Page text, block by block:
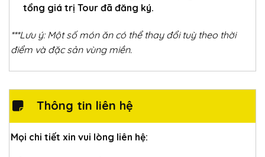
tổng giá trị Tour đã đăng ký.
***Lưu ý: Một số món ăn có thể thay đổi tuỳ theo thời
điểm và đặc sản vùng miền.
Thông tin liên hệ
Mọi chi tiết xin vui lòng liên hệ: